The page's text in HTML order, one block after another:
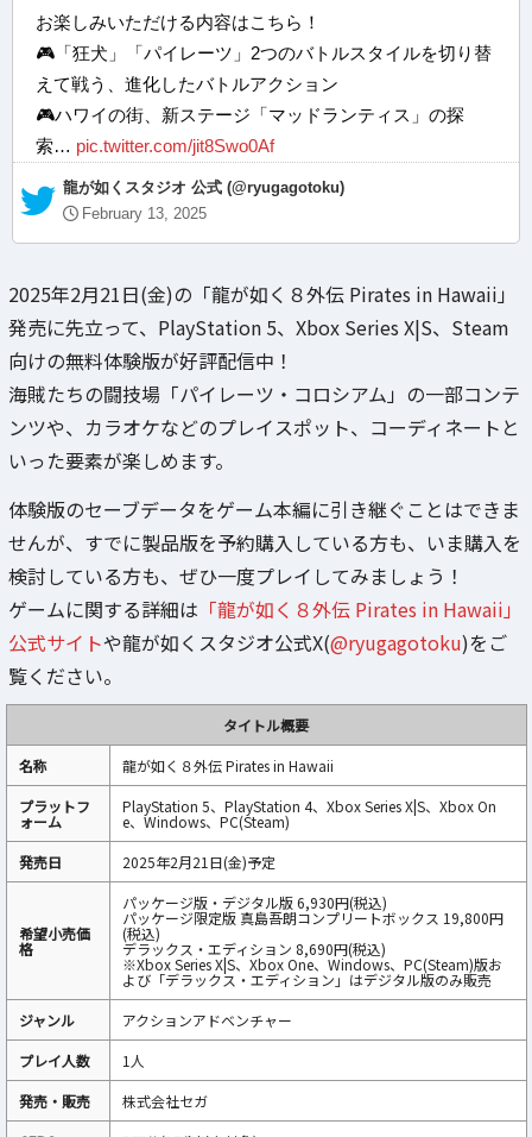
お楽しみいただける内容はこちら！
🎮「狂犬」「パイレーツ」2つのバトルスタイルを切り替
えて戦う、進化したバトルアクション
🎮ハワイの街、新ステージ「マッドランティス」の探
索… pic.twitter.com/jit8Swo0Af
— 龍が如くスタジオ 公式 (@ryugagotoku)
February 13, 2025
2025年2月21日(金)の「龍が如く８外伝 Pirates in Hawaii」
発売に先立って、PlayStation 5、Xbox Series X|S、Steam
向けの無料体験版が好評配信中！
海賊たちの闘技場「パイレーツ・コロシアム」の一部コンテ
ンツや、カラオケなどのプレイスポット、コーディネートと
いった要素が楽しめます。
体験版のセーブデータをゲーム本編に引き継ぐことはできま
せんが、すでに製品版を予約購入している方も、いま購入を
検討している方も、ぜひ一度プレイしてみましょう！
ゲームに関する詳細は 「龍が如く８外伝 Pirates in Hawaii」
公式サイトや龍が如くスタジオ公式X(@ryugagotoku)をご
覧ください。
タイトル概要
名称
龍が如く８外伝 Pirates in Hawaii
プラットフ
ォーム
PlayStation 5、PlayStation 4、Xbox Series X|S、Xbox On
e、Windows、PC(Steam)
発売日
2025年2月21日(金)予定
希望小売価
格
パッケージ版・デジタル版 6,930円(税込)
パッケージ限定版 真島吾朗コンプリートボックス 19,800円
(税込)
デラックス・エディション 8,690円(税込)
※Xbox Series X|S、Xbox One、Windows、PC(Steam)版お
よび「デラックス・エディション」はデジタル版のみ販売
ジャンル
アクションアドベンチャー
プレイ人数
1人
発売・販売
株式会社セガ